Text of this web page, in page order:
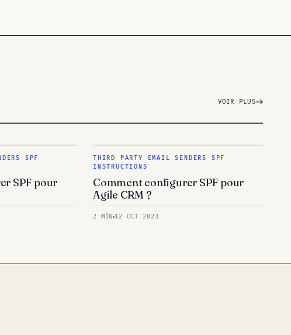
VOIR PLUS
SPF
SPF pour
THIRD PARTY EMAIL SENDERS SPF
INSTRUCTIONS
Comment configurer SPF pour
Agile CRM ?
2 MÍN 12 OCT 2023